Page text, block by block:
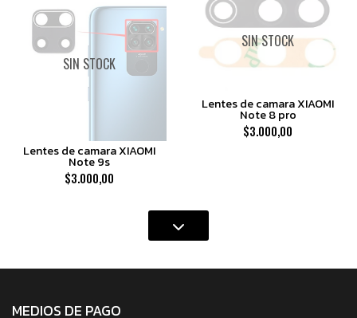
SIN STOCK
Lentes de camara XIAOMI
Note 9s
$3.000,00
SIN STOCK
Lentes de camara XIAOMI
Note 8 pro
$3.000,00
MEDIOS DE PAGO